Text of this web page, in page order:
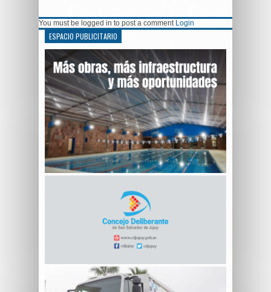
You must be logged in to post a comment Login
ESPACIO PUBLICITARIO